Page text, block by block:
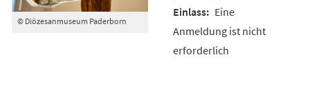
© Diözesanmuseum Paderborn
Eine
Anmeldung ist nicht
erforderlich